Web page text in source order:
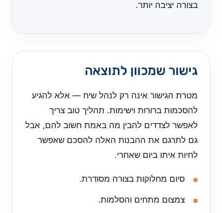
בצורה יציבה יותר.
גישור שמכוון לתוצאה
מטרת הגישור אינה רק לנהל שיח — אלא להגיע
להסכמות ברורות וישימות. תהליך טוב צריך
לאפשר לצדדים להבין מה באמת חשוב להם, אבל
גם לתרגם את ההבנות האלה להסכם שאפשר
לחיות איתו ביום שאחרי.
סיום מחלוקות בצורה מסודרת.
צמצום מתחים והסלמות.